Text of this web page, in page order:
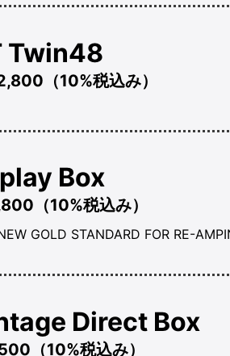
Twin48
（10%税込み）
Box
（10%税込み）
GOLD STANDARD FOR RE-
Direct Box
（10%税込み）